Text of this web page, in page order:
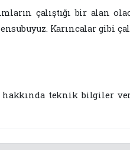
çalıştığı bir alan
Karıncalar gibi
hakkında teknik bilgiler